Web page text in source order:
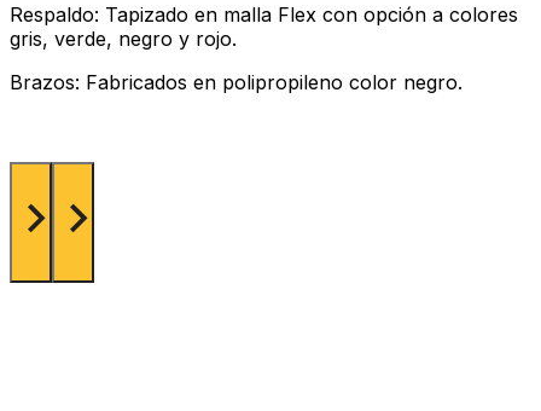
Respaldo: Tapizado en malla Flex con opción a colores
gris, verde, negro y rojo.
Brazos: Fabricados en polipropileno color negro.